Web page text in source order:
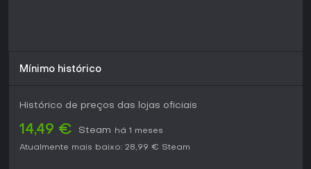
Mínimo histórico
Histórico de preços das lojas oficiais
14,49 € Steam
há 1 meses
Atualmente mais baixo: 28,99 € Steam